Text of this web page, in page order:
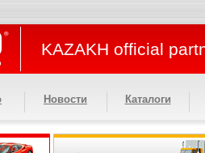
KAZAKH official
Новости Каталоги